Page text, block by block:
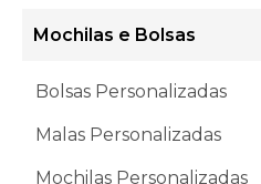
Mochilas e Bolsas
Bolsas Personalizadas
Malas Personalizadas
Mochilas Personalizadas